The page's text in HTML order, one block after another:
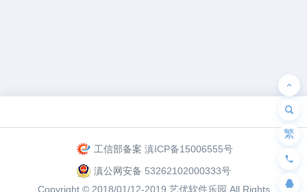
工信部备案 滇ICP备15006555号
滇公网安备 53262102000333号
Copyright © 2018/01/12-2019 艺优软件乐园 All Rights
繁